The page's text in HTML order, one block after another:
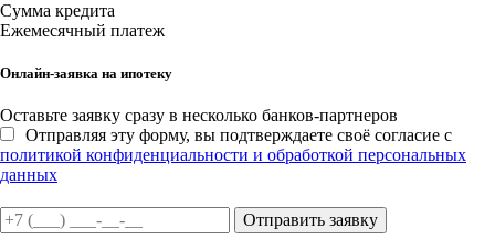
Сумма кредита
Ежемесячный платеж
Онлайн-заявка на ипотеку
Оставьте заявку сразу в несколько банков-партнеров
Отправляя эту форму, вы подтверждаете своё согласие с
политикой конфиденциальности и обработкой персональных
данных
Отправить заявку